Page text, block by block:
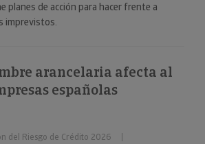
planes de acción para hacer frente a
imprevistos.
arancelaria afecta al
españolas
del Riesgo de Crédito 2026